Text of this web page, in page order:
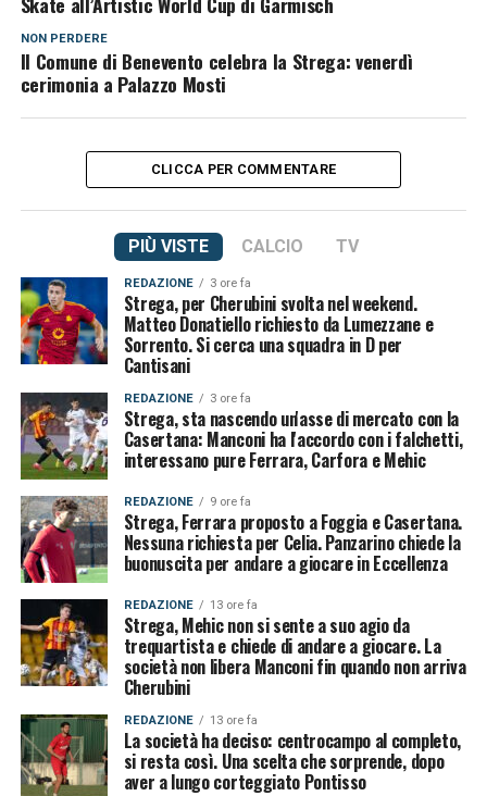
NON PERDERE
Il Comune di Benevento celebra la Strega: venerdì
cerimonia a Palazzo Mosti
CLICCA PER COMMENTARE
PIÙ VISTE CALCIO TV
REDAZIONE 3 ore fa
Strega, per Cherubini svolta nel weekend.
Matteo Donatiello richiesto da Lumezzane e
Sorrento. Si cerca una squadra in D per
Cantisani
REDAZIONE 3 ore fa
Strega, sta nascendo un'asse di mercato con la
Casertana: Manconi ha l'accordo con i falchetti,
interessano pure Ferrara, Carfora e Mehic
REDAZIONE 9 ore fa
Strega, Ferrara proposto a Foggia e Casertana.
Nessuna richiesta per Celia. Panzarino chiede la
buonuscita per andare a giocare in Eccellenza
REDAZIONE 13 ore fa
Strega, Mehic non si sente a suo agio da
trequartista e chiede di andare a giocare. La
società non libera Manconi fin quando non arriva
Cherubini
REDAZIONE 13 ore fa
La società ha deciso: centrocampo al completo,
si resta così. Una scelta che sorprende, dopo
aver a lungo corteggiato Pontisso